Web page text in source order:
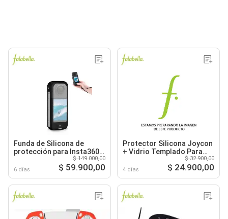
Funda de Silicona de
protección para Insta360
6 días
$ 149.000,00
$ 59.900,00
Protector Silicona Joycon
+ Vidrio Templado Para
4 días
$ 32.900,00
$ 24.900,00